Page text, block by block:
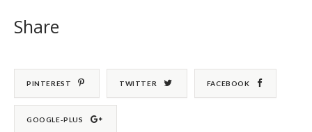
Share
PINTEREST TWITTER FACEBOOK
GOOGLE-PLUS